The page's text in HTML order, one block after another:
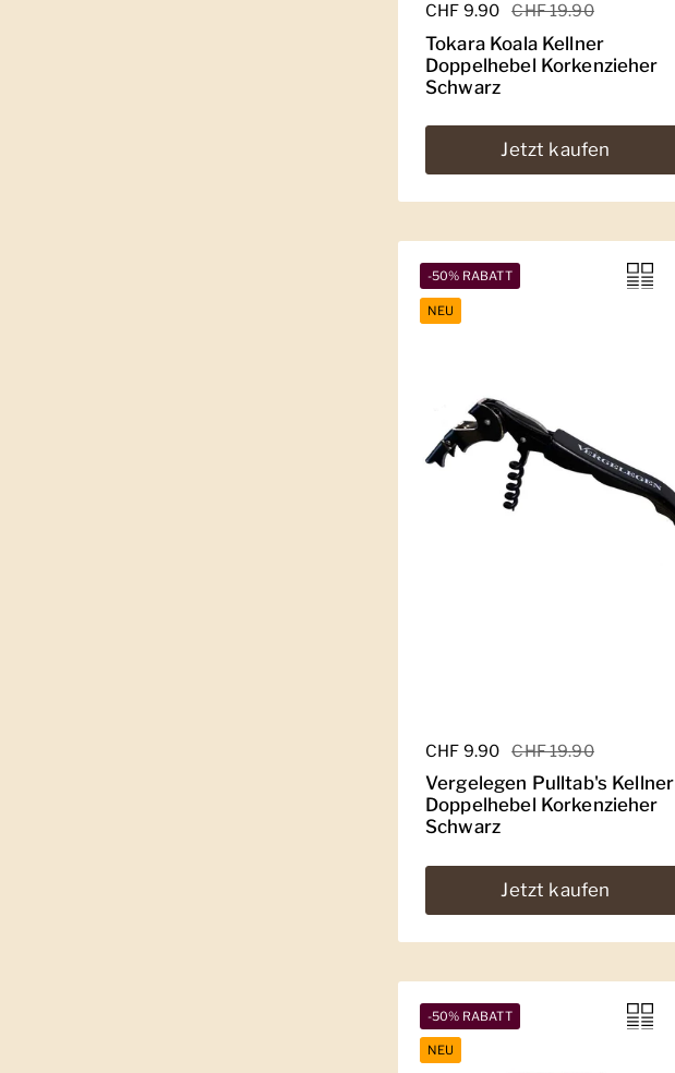
Regulärer Preis
CHF 9.90 Sale-Preis
CHF 19.90
Tokara Koala Kellner
Doppelhebel Korkenzieher
Schwarz
Jetzt kaufen
Regulärer Preis
CHF 9.90 Sale-Preis
CHF 19.90
Vergelegen Pulltab's Kellner
Doppelhebel Korkenzieher
Schwarz
Jetzt kaufen
-50% RABATT
NEU
-50% RABATT
NEU